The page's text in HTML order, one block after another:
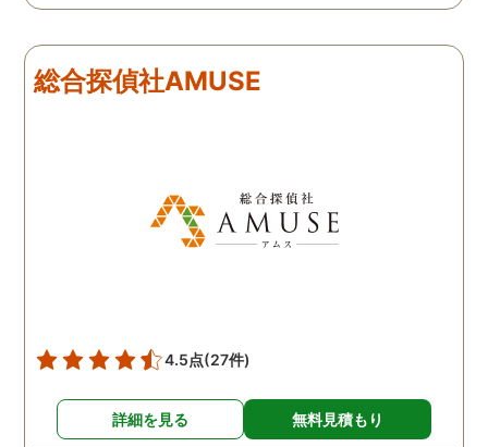
います。 他の口コミにもあ
金が安く明確で親身になっ
て対応いただける探偵さん
してくださり、安心しま
読めない中、柔軟に対応
す。
総合探偵社AMUSE
4.5点(27件)
詳細を見る 無料見積もり